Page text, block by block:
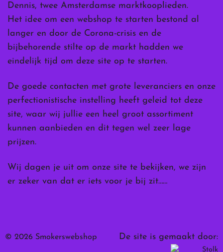
Dennis, twee Amsterdamse marktkooplieden.
Het idee om een webshop te starten bestond al
langer en door de Corona-crisis en de
bijbehorende stilte op de markt hadden we
eindelijk tijd om deze site op te starten.
De goede contacten met grote leveranciers en onze
perfectionistische instelling heeft geleid tot deze
site, waar wij jullie een heel groot assortiment
kunnen aanbieden en dit tegen wel zeer lage
prijzen.
Wij dagen je uit om onze site te bekijken, we zijn
er zeker van dat er iets voor je bij zit……
© 2026 Smokerswebshop De site is gemaakt door: